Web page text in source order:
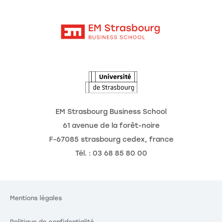
EM Strasbourg Business School
61 avenue de la forêt-noire
F-67085 strasbourg cedex, france
Tél. : 03 68 85 80 00
Mentions légales